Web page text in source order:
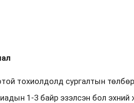
тохиолдолд сургалтын
1-3 байр эзэлсэн бол эхний